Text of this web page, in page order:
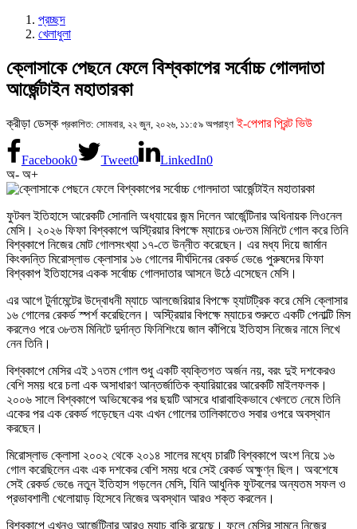
প্রচ্ছদ
খেলাধুলা
ক্লোসাকে পেছনে ফেলে বিশ্বকাপের সর্বোচ্চ গোলদাতা
আর্জেন্টাইন মহাতারকা
ক্রীড়া ডেস্ক প্রকাশিত: সোমবার, ২২ জুন, ২০২৬, ১১:৫৯ অপরাহ্ণ ই-পেপার প্রিন্ট ভিউ
Facebook0 Tweet0 LinkedIn0
অ- অ+
ফুটবল ইতিহাসে আরেকটি সোনালি অধ্যায়ের জন্ম দিলেন আর্জেন্টিনার অধিনায়ক লিওনেল
মেসি। ২০২৬ ফিফা বিশ্বকাপে অস্ট্রিয়ার বিপক্ষে ম্যাচের ৩৮তম মিনিটে গোল করে তিনি
বিশ্বকাপে নিজের মোট গোলসংখ্যা ১৭-তে উন্নীত করেছেন। এর মধ্য দিয়ে জার্মান
কিংবদন্তি মিরোস্লাভ ক্লোসার ১৬ গোলের দীর্ঘদিনের রেকর্ড ভেঙে পুরুষদের ফিফা
বিশ্বকাপ ইতিহাসের একক সর্বোচ্চ গোলদাতার আসনে উঠে এসেছেন মেসি।
এর আগে টুর্নামেন্টের উদ্বোধনী ম্যাচে আলজেরিয়ার বিপক্ষে হ্যাটট্রিক করে মেসি ক্লোসার
১৬ গোলের রেকর্ড স্পর্শ করেছিলেন। অস্ট্রিয়ার বিপক্ষে ম্যাচের শুরুতে একটি পেনাল্টি মিস
করলেও পরে ৩৮তম মিনিটে দুর্দান্ত ফিনিশিংয়ে জাল কাঁপিয়ে ইতিহাস নিজের নামে লিখে
নেন তিনি।
বিশ্বকাপে মেসির এই ১৭তম গোল শুধু একটি ব্যক্তিগত অর্জন নয়, বরং দুই দশকেরও
বেশি সময় ধরে চলা এক অসাধারণ আন্তর্জাতিক ক্যারিয়ারের আরেকটি মাইলফলক।
২০০৬ সালে বিশ্বকাপে অভিষেকের পর ছয়টি আসরে ধারাবাহিকভাবে খেলতে নেমে তিনি
একের পর এক রেকর্ড গড়েছেন এবং এখন গোলের তালিকাতেও সবার ওপরে অবস্থান
করছেন।
মিরোস্লাভ ক্লোসা ২০০২ থেকে ২০১৪ সালের মধ্যে চারটি বিশ্বকাপে অংশ নিয়ে ১৬
গোল করেছিলেন এবং এক দশকের বেশি সময় ধরে সেই রেকর্ড অক্ষুণ্ন ছিল। অবশেষে
সেই রেকর্ড ভেঙে নতুন ইতিহাস গড়লেন মেসি, যিনি আধুনিক ফুটবলের অন্যতম সফল ও
প্রভাবশালী খেলোয়াড় হিসেবে নিজের অবস্থান আরও শক্ত করলেন।
বিশ্বকাপে এখনও আর্জেন্টিনার আরও ম্যাচ বাকি রয়েছে। ফলে মেসির সামনে নিজের